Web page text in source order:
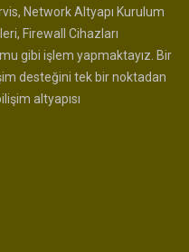
Network Altyapı Kurulum
Firewall Cihazları
gibi işlem yapmaktayız. Bir
desteğini tek bir noktadan
altyapısı